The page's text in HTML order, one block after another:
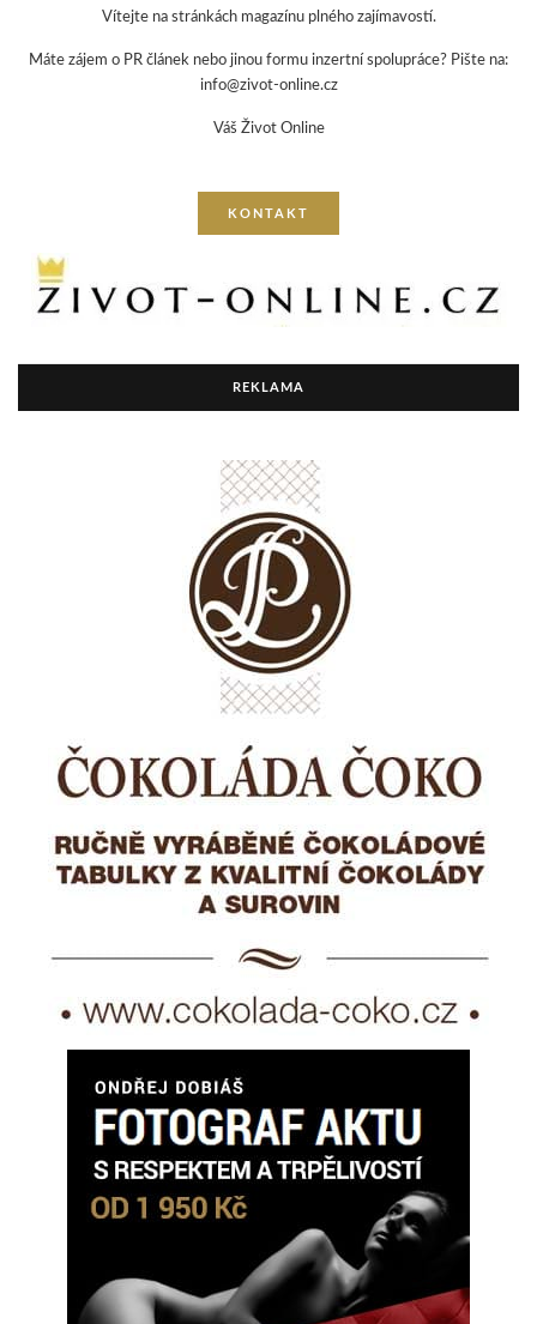
Vítejte na stránkách magazínu plného zajímavostí.
Máte zájem o PR článek nebo jinou formu inzertní spolupráce? Pište na:
info@zivot-online.cz
Váš Život Online
KONTAKT
REKLAMA